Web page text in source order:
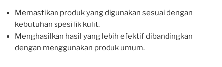
Memastikan produk yang digunakan sesuai dengan
kebutuhan spesifik kulit.
Menghasilkan hasil yang lebih efektif dibandingkan
dengan menggunakan produk umum.